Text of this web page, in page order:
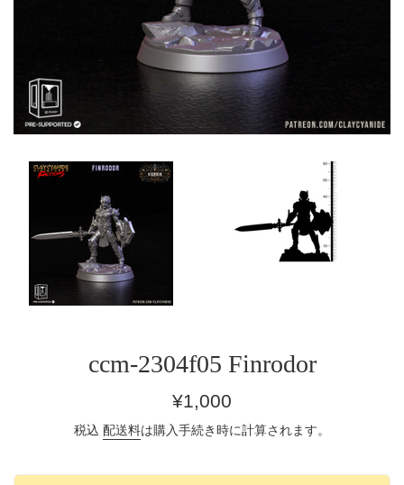
ccm-2304f05 Finrodor
通
価
¥1,000
税込 配送料は購入手続き時に計算されます。